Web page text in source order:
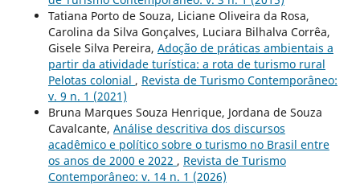
Tatiana Porto de Souza, Liciane Oliveira da Rosa,
Carolina da Silva Gonçalves, Luciara Bilhalva Corrêa,
Gisele Silva Pereira, Adoção de práticas ambientais a
partir da atividade turística: a rota de turismo rural
Pelotas colonial , Revista de Turismo Contemporâneo:
v. 9 n. 1 (2021)
Bruna Marques Souza Henrique, Jordana de Souza
Cavalcante, Análise descritiva dos discursos
acadêmico e político sobre o turismo no Brasil entre
os anos de 2000 e 2022 , Revista de Turismo
Contemporâneo: v. 14 n. 1 (2026)